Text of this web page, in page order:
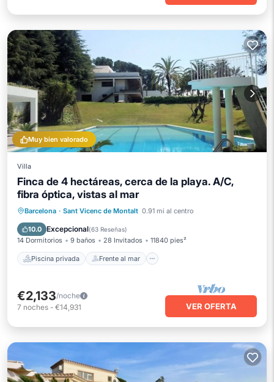
Muy bien valorado
Villa
Finca de 4 hectáreas, cerca de la playa. A/C,
fibra óptica, vistas al mar
Barcelona · Sant Vicenc de Montalt 0.91 mi al centro
10.0 Excepcional(63 Reseñas)
14 Dormitorios 9 baños 28 Invitados 11840 pies²
Piscina privada Frente al mar
Piscina privada
Frente al mar
Bañera de hidromasaje
€2,133/noche
7 noches - €14,931 VER OFERTA